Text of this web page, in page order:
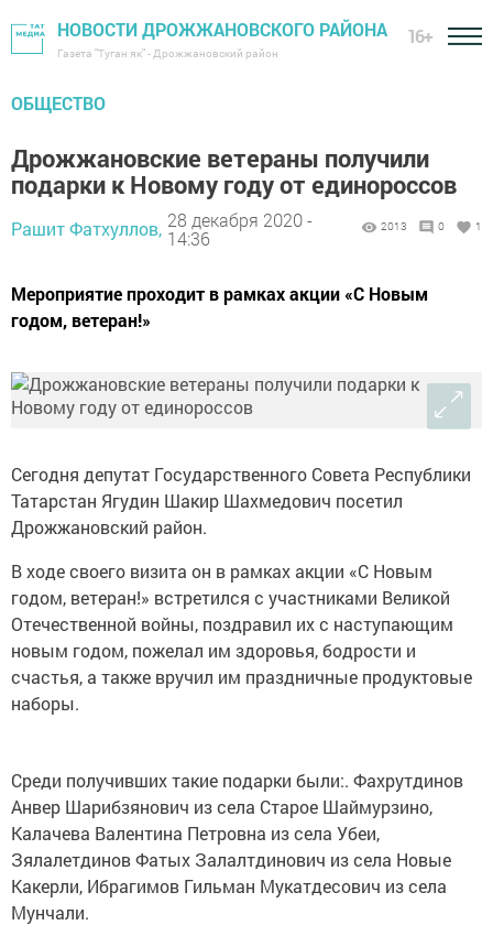
НОВОСТИ ДРОЖЖАНОВСКОГО РАЙОНА
Газета "Туган як" - Дрожжановский район
16+
ОБЩЕСТВО
Дрожжановские ветераны получили
подарки к Новому году от единороссов
Рашит Фатхуллов, 28 декабря 2020 -
14:36
2013 0 1
Мероприятие проходит в рамках акции «С Новым
годом, ветеран!»
Сегодня депутат Государственного Совета Республики
Татарстан Ягудин Шакир Шахмедович посетил
Дрожжановский район.
В ходе своего визита он в рамках акции «С Новым
годом, ветеран!» встретился с участниками Великой
Отечественной войны, поздравил их с наступающим
новым годом, пожелал им здоровья, бодрости и
счастья, а также вручил им праздничные продуктовые
наборы.
Среди получивших такие подарки были:. Фахрутдинов
Анвер Шарибзянович из села Старое Шаймурзино,
Калачева Валентина Петровна из села Убеи,
Зялалетдинов Фатых Залалтдинович из села Новые
Какерли, Ибрагимов Гильман Мукатдесович из села
Мунчали.